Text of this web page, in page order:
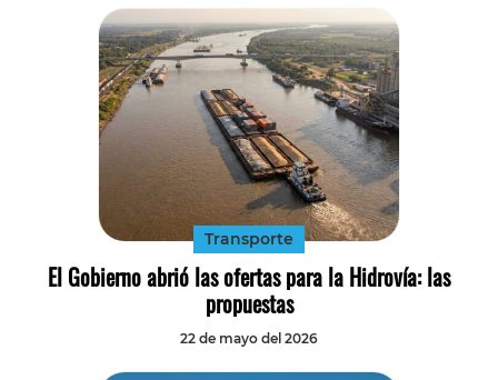
Transporte
El Gobierno abrió las ofertas para la Hidrovía: las
propuestas
22 de mayo del 2026